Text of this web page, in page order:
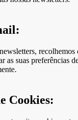
as suas preferências
Cookies: